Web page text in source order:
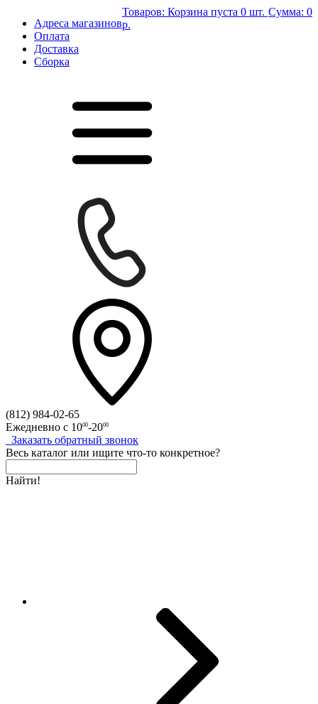
Адреса магазинов
Оплата
Доставка
Сборка
Товаров: Корзина пуста 0 шт. Сумма: 0
р.
(812) 984-02-65
Ежедневно с 1000-2000
Заказать обратный звонок
Весь каталог или ищите что-то конкретное?
Найти!